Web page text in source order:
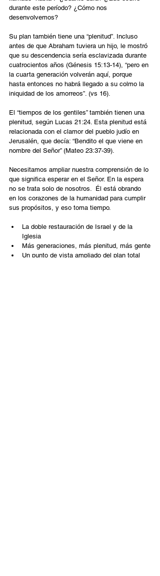
durante este período? ¿Cómo nos
desenvolvemos?
Su plan también tiene una “plenitud”. Incluso
antes de que Abraham tuviera un hijo, le mostró
que su descendencia sería esclavizada durante
cuatrocientos años (Génesis 15:13-14), “pero en
la cuarta generación volverán aquí, porque
hasta entonces no habrá llegado a su colmo la
iniquidad de los amorreos”. (vs 16).
El “tiempos de los gentiles” también tienen una
plenitud, según Lucas 21:24. Esta plenitud está
relacionada con el clamor del pueblo judío en
Jerusalén, que decía: “Bendito el que viene en
nombre del Señor” (Mateo 23:37-39).
Necesitamos ampliar nuestra comprensión de lo
que significa esperar en el Señor. En la espera
no se trata solo de nosotros.  Él está obrando
en los corazones de la humanidad para cumplir
sus propósitos, y eso toma tiempo.
La doble restauración de Israel y de la
Iglesia
Más generaciones, más plenitud, más gente
Un punto de vista ampliado del plan total